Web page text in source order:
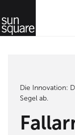
Die Innovation:
Segel ab.